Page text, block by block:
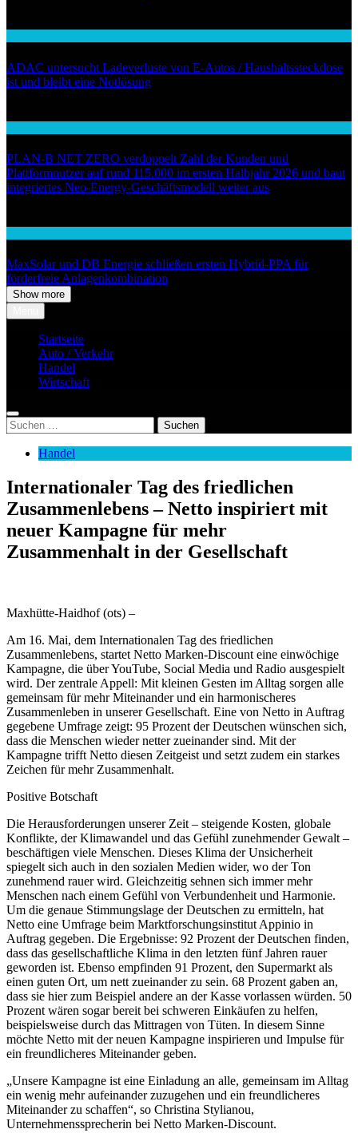
ADAC untersucht Ladeverluste von E-Autos / Haushaltssteckdose
ist und bleibt eine Notlösung
PLAN-B NET ZERO verdoppelt Zahl der Kunden und
Plattformnutzer auf rund 115.000 im ersten Halbjahr 2026 und baut
integriertes Neo-Energy-Geschäftsmodell weiter aus
MaxSolar und DB Energie schließen ersten Hybrid-PPA für
förderfreie Anlagenkombination
Show more
Startseite
Auto / Verkehr
Handel
Wirtschaft
Suchen
nach:
Handel
Internationaler Tag des friedlichen
Zusammenlebens – Netto inspiriert mit
neuer Kampagne für mehr
Zusammenhalt in der Gesellschaft
Maxhütte-Haidhof (ots) –
Am 16. Mai, dem Internationalen Tag des friedlichen
Zusammenlebens, startet Netto Marken-Discount eine einwöchige
Kampagne, die über YouTube, Social Media und Radio ausgespielt
wird. Der zentrale Appell: Mit kleinen Gesten im Alltag sorgen alle
gemeinsam für mehr Miteinander und ein harmonischeres
Zusammenleben in unserer Gesellschaft. Eine von Netto in Auftrag
gegebene Umfrage zeigt: 95 Prozent der Deutschen wünschen sich,
dass die Menschen wieder netter zueinander sind. Mit der
Kampagne trifft Netto diesen Zeitgeist und setzt zudem ein starkes
Zeichen für mehr Zusammenhalt.
Positive Botschaft
Die Herausforderungen unserer Zeit – steigende Kosten, globale
Konflikte, der Klimawandel und das Gefühl zunehmender Gewalt –
beschäftigen viele Menschen. Dieses Klima der Unsicherheit
spiegelt sich auch in den sozialen Medien wider, wo der Ton
zunehmend rauer wird. Gleichzeitig sehnen sich immer mehr
Menschen nach einem Gefühl von Verbundenheit und Harmonie.
Um die genaue Stimmungslage der Deutschen zu ermitteln, hat
Netto eine Umfrage beim Marktforschungsinstitut Appinio in
Auftrag gegeben. Die Ergebnisse: 92 Prozent der Deutschen finden,
dass das gesellschaftliche Klima in den letzten fünf Jahren rauer
geworden ist. Ebenso empfinden 91 Prozent, den Supermarkt als
einen guten Ort, um nett zueinander zu sein. 68 Prozent gaben an,
dass sie hier zum Beispiel andere an der Kasse vorlassen würden. 50
Prozent wären sogar bereit bei schweren Einkäufen zu helfen,
beispielsweise durch das Mittragen von Tüten. In diesem Sinne
möchte Netto mit der neuen Kampagne inspirieren und Impulse für
ein freundlicheres Miteinander geben.
„Unsere Kampagne ist eine Einladung an alle, gemeinsam im Alltag
ein wenig mehr aufeinander zuzugehen und ein freundlicheres
Miteinander zu schaffen“, so Christina Stylianou,
Unternehmenssprecherin bei Netto Marken-Discount.